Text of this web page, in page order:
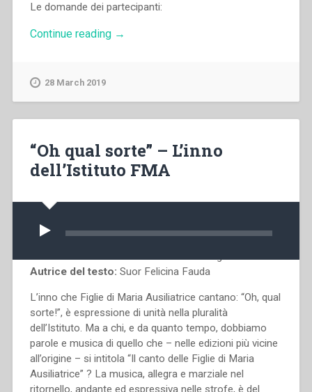
Le domande dei partecipanti:
Continue reading “La
giornata
di
sé:
approccio
spirituale
pedagogico””
→
28 March 2019
“Oh qual sorte” – L’inno
dell’Istituto FMA
Audio
Player
Autrice del testo: Suor Felicina Fauda
L’inno che Figlie di Maria Ausiliatrice cantano: “Oh, qual
sorte!”, è espressione di unità nella pluralità
dell’Istituto. Ma a chi, e da quanto tempo, dobbiamo
parole e musica di quello che – nelle edizioni più vicine
all’origine – si intitola “Il canto delle Figlie di Maria
Ausiliatrice” ? La musica, allegra e marziale nel
ritornello, andante ed espressiva nelle strofe, è del